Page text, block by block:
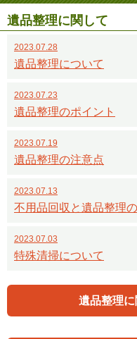
遺品整理に関して
2023.07.28
遺品整理について
2023.07.23
遺品整理のポイント
2023.07.19
遺品整理の注意点
2023.07.13
不用品回収と遺品整理
2023.07.03
特殊清掃について
遺品整理